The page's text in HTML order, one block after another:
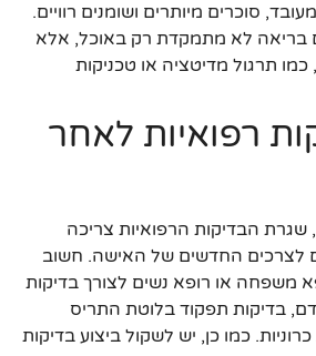
סוכרים מיותרים ושומנים רוויים.
בריאה לא מתמקדת רק באוכל, אלא
תרגול מדיטציה או טכניקות
רפואיות לאחר
הבדיקות הרפואיות צריכה
לצרכים החדשים של האישה. חשוב
משפחה או רופא נשים לצורך בדיקות
בדיקות תפקוד בלוטת התריס
כמו כן, יש לשקול ביצוע בדיקות